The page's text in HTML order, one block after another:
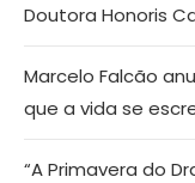
Doutora Honoris
Marcelo Falcão
que a vida se
“A Primavera do